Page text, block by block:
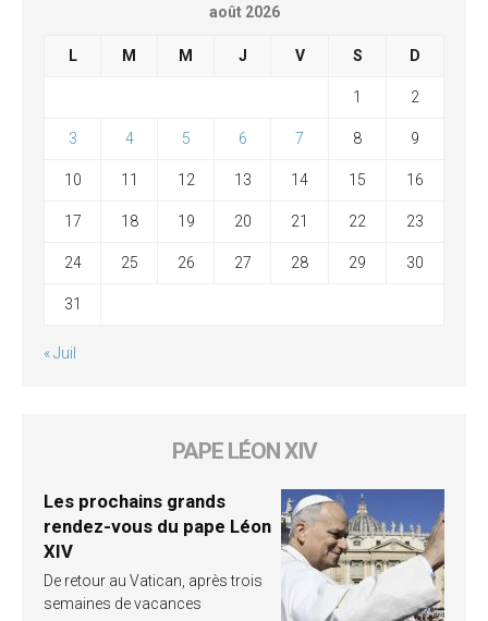
août 2026
L M M J V S D
1 2
3 4 5 6 7 8 9
10 11 12 13 14 15 16
17 18 19 20 21 22 23
24 25 26 27 28 29 30
31
« Juil
PAPE LÉON XIV
Les prochains grands
rendez-vous du pape Léon
XIV
De retour au Vatican, après trois
semaines de vacances